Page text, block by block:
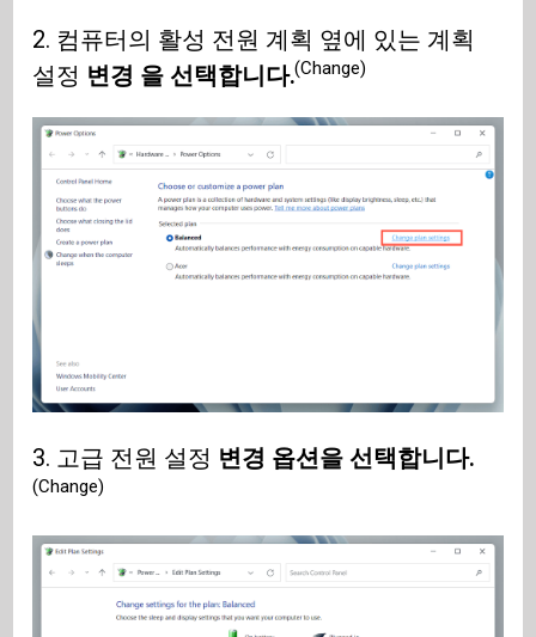
2. 컴퓨터의 활성 전원 계획 옆에 있는 계획
설정 변경 을 선택합니다.(Change)
3. 고급 전원 설정 변경 옵션을 선택합니다.
(Change)